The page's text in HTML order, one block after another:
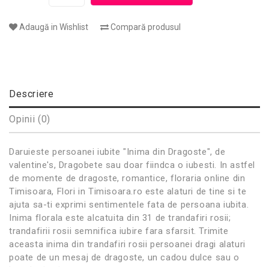
Adaugă in Wishlist Compară produsul
Descriere
Opinii (0)
Daruieste persoanei iubite "Inima din Dragoste", de
valentine's, Dragobete sau doar fiindca o iubesti. In astfel
de momente de dragoste, romantice, floraria online din
Timisoara, Flori in Timisoara.ro este alaturi de tine si te
ajuta sa-ti exprimi sentimentele fata de persoana iubita.
Inima florala este alcatuita din 31 de trandafiri rosii;
trandafirii rosii semnifica iubire fara sfarsit. Trimite
aceasta inima din trandafiri rosii persoanei dragi alaturi
poate de un mesaj de dragoste, un cadou dulce sau o